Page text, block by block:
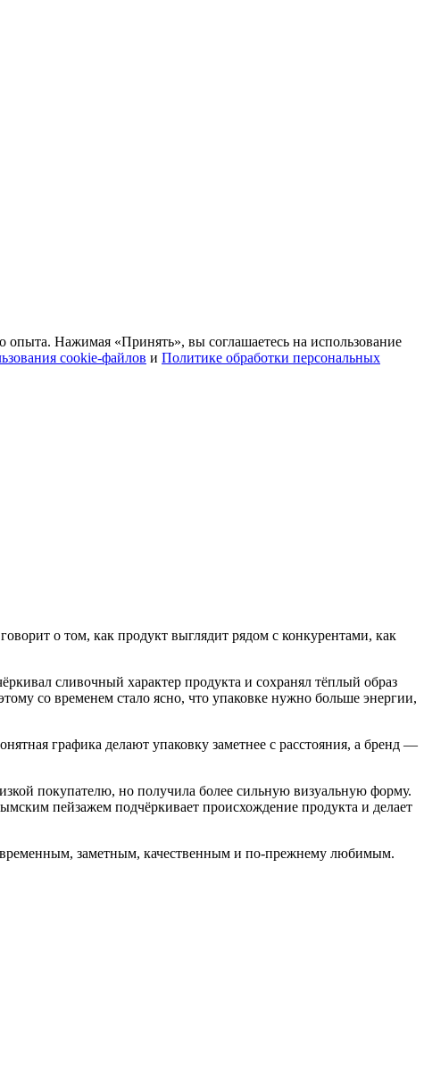
Нажимая «Принять», вы соглашаетесь на использование
cookie-файлов и Политике обработки персональных
о том, как продукт выглядит рядом с конкурентами, как
сливочный характер продукта и сохранял тёплый образ
со временем стало ясно, что упаковке нужно больше энергии,
графика делают упаковку заметнее с расстояния, а бренд —
покупателю, но получила более сильную визуальную форму.
пейзажем подчёркивает происхождение продукта и делает
заметным, качественным и по-прежнему любимым.